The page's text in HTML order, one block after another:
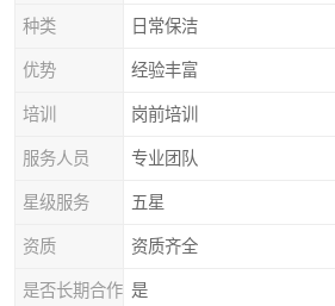
种类 日常保洁
优势 经验丰富
培训 岗前培训
服务人员 专业团队
星级服务 五星
资质 资质齐全
是否长期合作 是